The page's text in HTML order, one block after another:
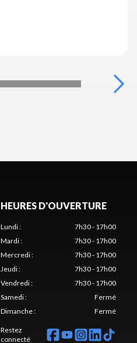
HEURES D'OUVERTURE
Lundi:
7h30 - 17h00
Mardi:
7h30 - 17h00
Mercredi:
7h30 - 17h00
Jeudi:
7h30 - 17h00
Vendredi:
7h30 - 17h00
Samedi:
Fermé
Dimanche: Fermé
Restez
connecté